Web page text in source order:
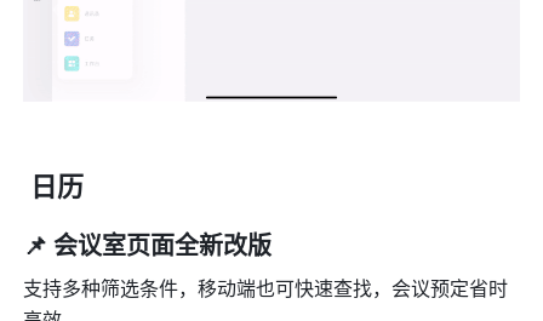
日历
📌 会议室页面全新改版
支持多种筛选条件，移动端也可快速查找，会议预定省时